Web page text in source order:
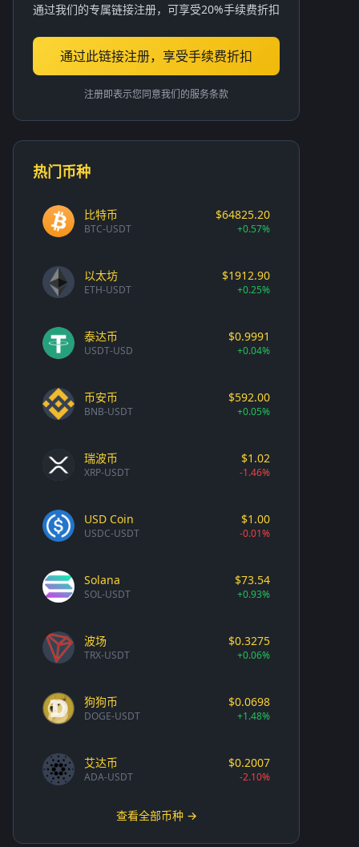
通过我们的专属链接注册，可享受20%手续费折扣
通过此链接注册，享受手续费折扣
注册即表示您同意我们的服务条款
热门币种
比特币
BTC-USDT
$64825.20
+0.57%
以太坊
ETH-USDT
$1912.90
+0.25%
泰达币
USDT-USD
$0.9991
+0.04%
币安币
BNB-USDT
$592.00
+0.05%
瑞波币
XRP-USDT
$1.02
-1.46%
USD Coin
USDC-USDT
$1.00
-0.01%
Solana
SOL-USDT
$73.54
+0.93%
波场
TRX-USDT
$0.3275
+0.06%
狗狗币
DOGE-USDT
$0.0698
+1.48%
艾达币
ADA-USDT
$0.2007
-2.10%
查看全部币种 →